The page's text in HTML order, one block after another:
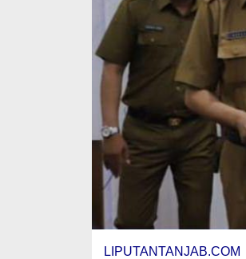
LIPUTANTANJAB.COM